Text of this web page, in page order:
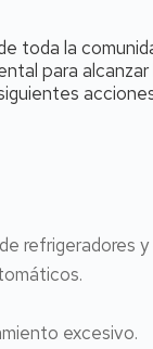
toda la
para
refrigeradores
excesivo.